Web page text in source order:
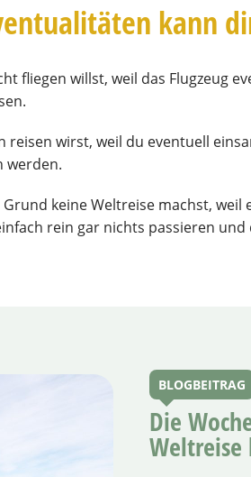
kann
fliegen willst, weil das Flugzeug
reisen wirst, weil du eventuell
werden.
keine Weltreise machst,
rein gar nichts passieren
BLOGBEITRAG
Die
Weltreise